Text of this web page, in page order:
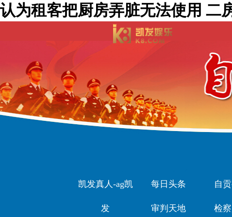
认为租客把厨房弄脏无法使用 二
凯发真人-ag凯
发
每日头条 自
审判天地 检